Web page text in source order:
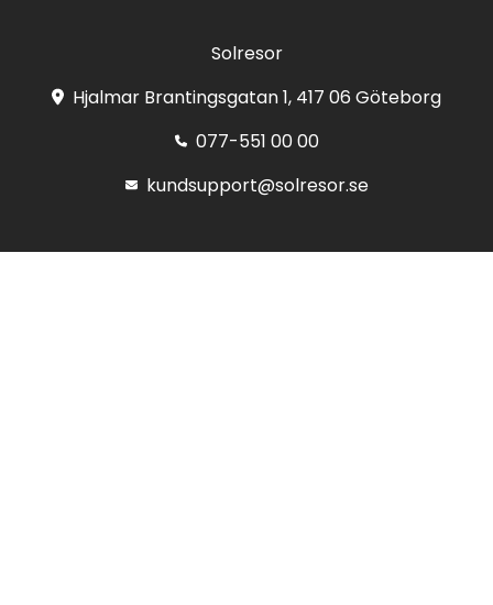
Solresor
Hjalmar Brantingsgatan 1, 417 06 Göteborg
077-551 00 00
kundsupport@solresor.se